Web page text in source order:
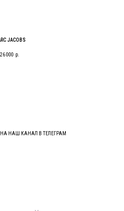
JACOBS
26 000 р.
НАШ КАНАЛ В ТЕЛЕГРАМ